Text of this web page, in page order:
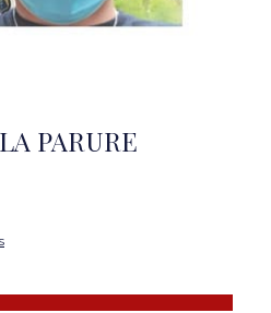
PARURE